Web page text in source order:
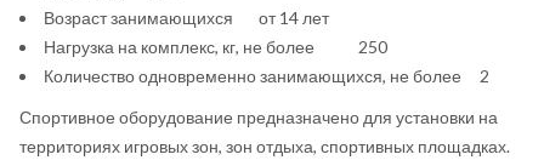
Возраст занимающихся от 14 лет
Нагрузка на комплекс, кг, не более 250
Количество одновременно занимающихся, не более 2
Спортивное оборудование предназначено для установки на
территориях игровых зон, зон отдыха, спортивных площадках.